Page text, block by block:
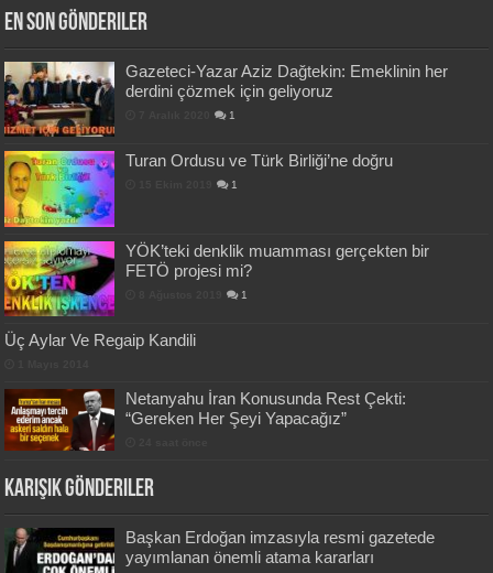
En Son Gönderiler
Gazeteci-Yazar Aziz Dağtekin: Emeklinin her
derdini çözmek için geliyoruz
1
Turan Ordusu ve Türk Birliği’ne doğru
1
YÖK’teki denklik muamması gerçekten bir
FETÖ projesi mi?
1
Üç Aylar Ve Regaip Kandili
Netanyahu İran Konusunda Rest Çekti:
“Gereken Her Şeyi Yapacağız”
Karışık Gönderiler
Başkan Erdoğan imzasıyla resmi gazetede
yayımlanan önemli atama kararları